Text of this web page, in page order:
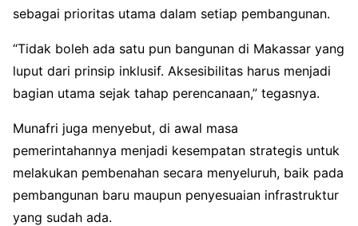
sebagai prioritas utama dalam setiap pembangunan.
“Tidak boleh ada satu pun bangunan di Makassar yang
luput dari prinsip inklusif. Aksesibilitas harus menjadi
bagian utama sejak tahap perencanaan,” tegasnya.
Munafri juga menyebut, di awal masa
pemerintahannya menjadi kesempatan strategis untuk
melakukan pembenahan secara menyeluruh, baik pada
pembangunan baru maupun penyesuaian infrastruktur
yang sudah ada.